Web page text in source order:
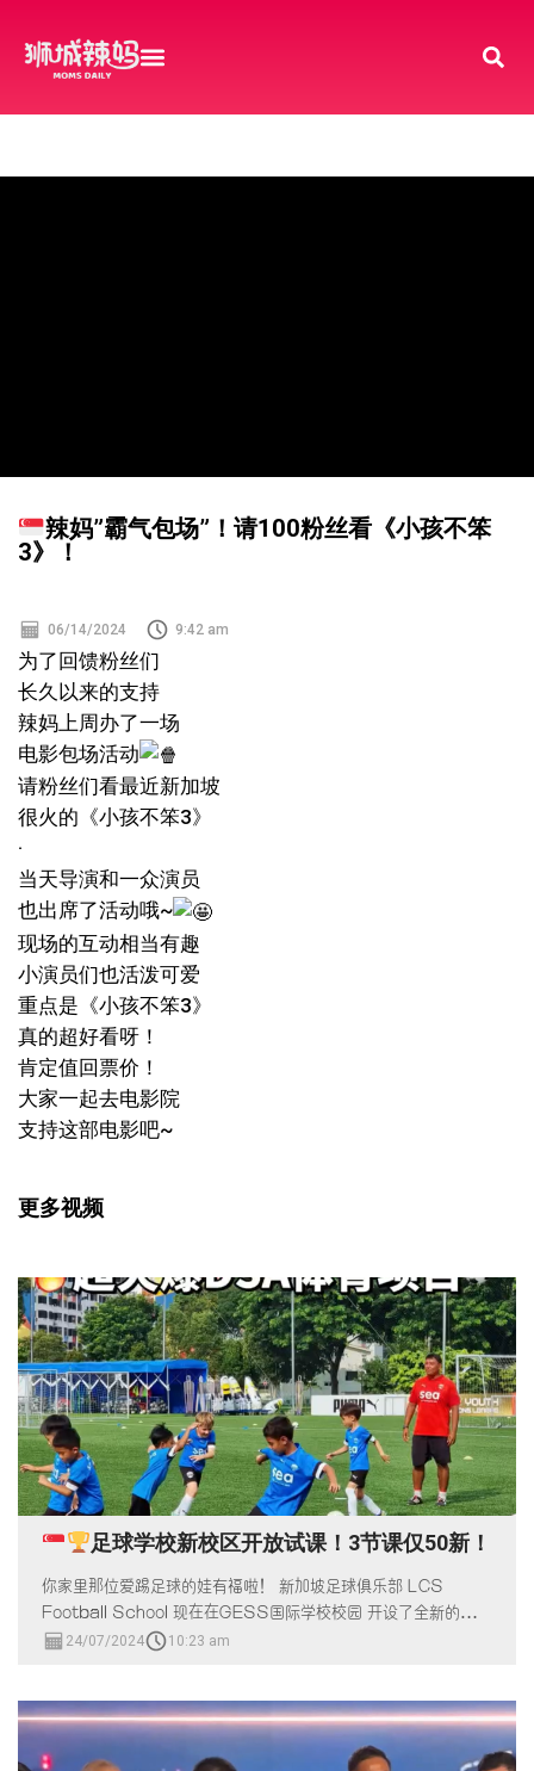
辣妈”霸气包场”！请100粉丝看《小孩不笨
3》！
06/14/2024 9:42 am
为了回馈粉丝们
长久以来的支持
辣妈上周办了一场
电影包场活动
请粉丝们看最近新加坡
很火的《小孩不笨3》
·
当天导演和一众演员
也出席了活动哦~
现场的互动相当有趣
小演员们也活泼可爱
重点是《小孩不笨3》
真的超好看呀！
肯定值回票价！
大家一起去电影院
支持这部电影吧~
更多视频
足球学校新校区开放试课！3节课仅50新！
你家里那位爱踢足球的娃有福啦！ 新加坡足球俱乐部 LCS
Football School 现在在GESS国际学校校园 开设了全新的足球
训练校区！
24/07/2024 10:23 am